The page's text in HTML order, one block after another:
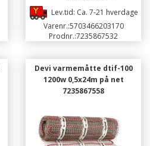
Lev.tid: Ca. 7-21 hverdage
Varenr.:5703466203170
Prodnr.:7235867532
Devi varmemåtte dtif-100
1200w 0,5x24m på net
7235867558